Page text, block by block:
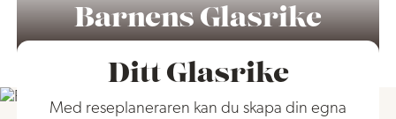
Barnens Glasrike
Ditt Glasrike
Med reseplaneraren kan du skapa din egna